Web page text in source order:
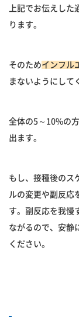
上記でお伝えした
ります。
そのためインフル
まないようにして
全体の5～10%の
出ます。
もし、接種後のス
ルの変更や副反応
す。副反応を我慢
ながるので、安静
ください。